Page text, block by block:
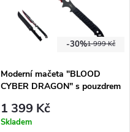
1 999 Kč
-30%
Moderní mačeta "BLOOD
CYBER DRAGON" s pouzdrem
1 399 Kč
Skladem